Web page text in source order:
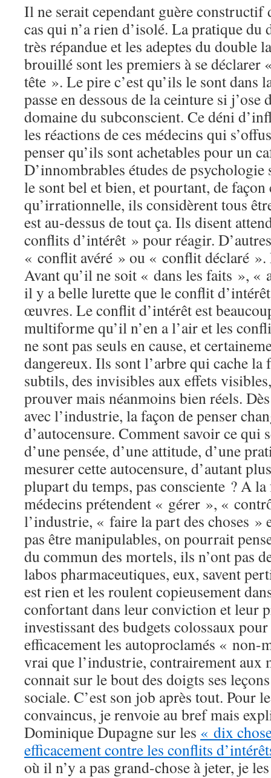
Il ne serait cependant guère constructif
cas qui n’a rien d’isolé. La pratique du
très répandue et les adeptes du double
brouillé sont les premiers à se déclarer
tête ». Le pire c’est qu’ils le sont dans
passe en dessous de la ceinture si j’ose
domaine du subconscient. Ce déni
les réactions de ces médecins qui
penser qu’ils sont achetables pour un
D’innombrables études de
le sont bel et bien, et pourtant, de
qu’irrationnelle, ils considèrent tous
est au-dessus de tout ça. Ils disent
conflits d’intérêt » pour réagir.
« conflit avéré » ou « conflit déclaré ».
Avant qu’il ne soit « dans les faits », «
il y a belle lurette que le conflit
œuvres. Le conflit d’intérêt est
multiforme qu’il n’en a l’air et les
ne sont pas seuls en cause, et
dangereux. Ils sont l’arbre qui cache
subtils, des invisibles aux effets
prouver mais néanmoins bien réels.
avec l’industrie, la façon de penser
d’autocensure. Comment savoir ce qui
d’une pensée, d’une attitude, d’une
mesurer cette autocensure, d’autant
plupart du temps, pas consciente ? A la
médecins prétendent « gérer », «
l’industrie, « faire la part des choses »
pas être manipulables, on pourrait
du commun des mortels, ils n’ont pas
labos pharmaceutiques, eux, savent
est rien et les roulent copieusement
confortant dans leur conviction et leur
investissant des budgets colossaux
efficacement les autoproclamés « non-
vrai que l’industrie, contrairement aux
connait sur le bout des doigts ses
sociale. C’est son job après tout. Pour
convaincus, je renvoie au bref mais
Dominique Dupagne sur les « dix
efficacement contre les conflits
où il n’y a pas grand-chose à jeter, je